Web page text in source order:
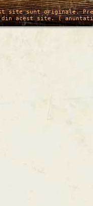
site sunt originale.
acest site. (